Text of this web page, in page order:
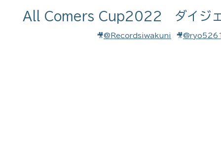
All Comers Cup2022 ダイジェ
🎥@Recordsiwakuni 🎥